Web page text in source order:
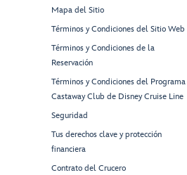
Mapa del Sitio
Términos y Condiciones del Sitio Web
Términos y Condiciones de la
Reservación
Términos y Condiciones del Programa
Castaway Club de Disney Cruise Line
Seguridad
Tus derechos clave y protección
financiera
Contrato del Crucero